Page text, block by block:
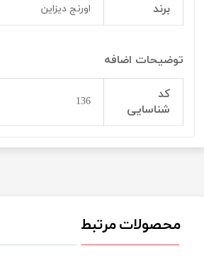
برند اورنج دیزاین
توضیحات اضافه
کد
شناسایی
136
محصولات مرتبط